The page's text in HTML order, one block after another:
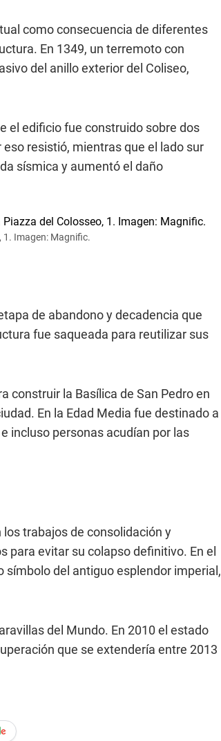
como consecuencia de diferentes
En 1349, un terremoto con
del anillo exterior del Coliseo,
el edificio fue construido sobre dos
resistió, mientras que el lado sur
sísmica y aumentó el daño
1. Imagen: Magnific.
de abandono y decadencia que
fue saqueada para reutilizar sus
construir la Basílica de San Pedro en
En la Edad Media fue destinado a
incluso personas acudían por las
trabajos de consolidación y
para evitar su colapso definitivo. En el
símbolo del antiguo esplendor imperial,
del Mundo. En 2010 el estado
que se extendería entre 2013